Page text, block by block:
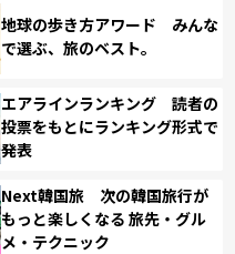
地球の歩き方アワード みんな
で選ぶ、旅のベスト。
エアラインランキング 読者の
投票をもとにランキング形式で
発表
Next韓国旅 次の韓国旅行が
もっと楽しくなる 旅先・グル
メ・テクニック